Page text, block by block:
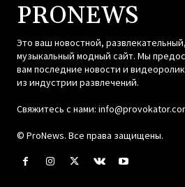
PRONEWS
Это ваш новостной, развлекательный,
музыкальный модный сайт. Мы
вам последние новости и
из индустрии развлечений.
Свяжитесь с нами:
© ProNews. Все права защищены.